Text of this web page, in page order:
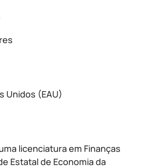
Unidos (EAU)
licenciatura em Finanças
Estatal de Economia da